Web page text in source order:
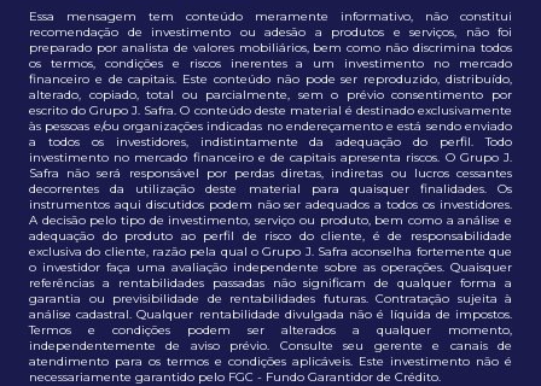
Essa mensagem tem conteúdo meramente informativo, não constitui
recomendação de investimento ou adesão a produtos e serviços, não foi
preparado por analista de valores mobiliários, bem como não discrimina todos
os termos, condições e riscos inerentes a um investimento no mercado
financeiro e de capitais. Este conteúdo não pode ser reproduzido, distribuído,
alterado, copiado, total ou parcialmente, sem o prévio consentimento por
escrito do Grupo J. Safra. O conteúdo deste material é destinado exclusivamente
às pessoas e/ou organizações indicadas no endereçamento e está sendo enviado
a todos os investidores, indistintamente da adequação do perfil. Todo
investimento no mercado financeiro e de capitais apresenta riscos. O Grupo J.
Safra não será responsável por perdas diretas, indiretas ou lucros cessantes
decorrentes da utilização deste material para quaisquer finalidades. Os
instrumentos aqui discutidos podem não ser adequados a todos os investidores.
A decisão pelo tipo de investimento, serviço ou produto, bem como a análise e
adequação do produto ao perfil de risco do cliente, é de responsabilidade
exclusiva do cliente, razão pela qual o Grupo J. Safra aconselha fortemente que
o investidor faça uma avaliação independente sobre as operações. Quaisquer
referências a rentabilidades passadas não significam de qualquer forma a
garantia ou previsibilidade de rentabilidades futuras. Contratação sujeita à
análise cadastral. Qualquer rentabilidade divulgada não é líquida de impostos.
Termos e condições podem ser alterados a qualquer momento,
independentemente de aviso prévio. Consulte seu gerente e canais de
atendimento para os termos e condições aplicáveis. Este investimento não é
necessariamente garantido pelo FGC - Fundo Garantidor de Crédito.